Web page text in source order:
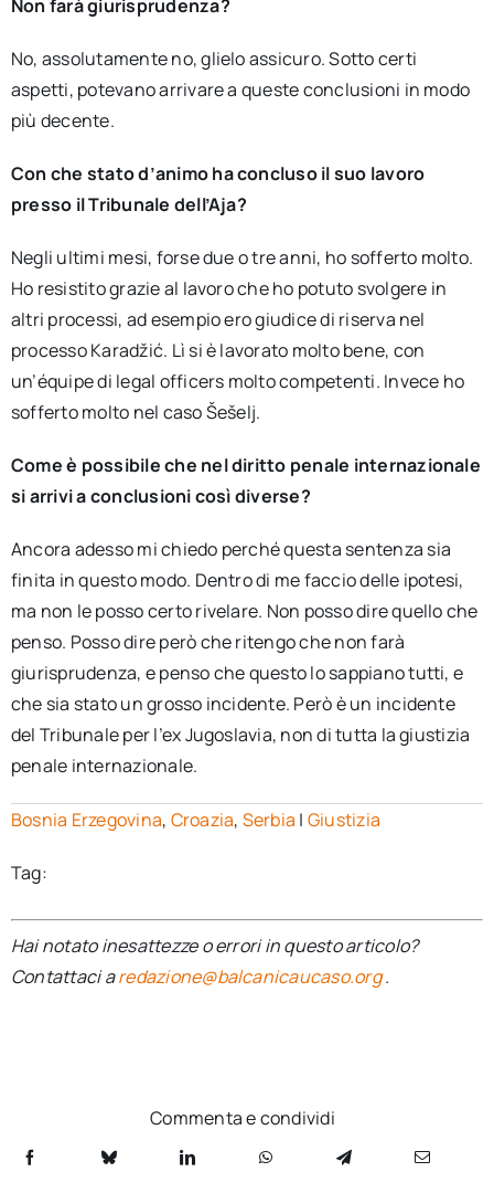
Non farà giurisprudenza?
No, assolutamente no, glielo assicuro. Sotto certi
aspetti, potevano arrivare a queste conclusioni in modo
più decente.
Con che stato d’animo ha concluso il suo lavoro
presso il Tribunale dell’Aja?
Negli ultimi mesi, forse due o tre anni, ho sofferto molto.
Ho resistito grazie al lavoro che ho potuto svolgere in
altri processi, ad esempio ero giudice di riserva nel
processo Karadžić. Lì si è lavorato molto bene, con
un’équipe di legal officers molto competenti. Invece ho
sofferto molto nel caso Šešelj.
Come è possibile che nel diritto penale internazionale
si arrivi a conclusioni così diverse?
Ancora adesso mi chiedo perché questa sentenza sia
finita in questo modo. Dentro di me faccio delle ipotesi,
ma non le posso certo rivelare. Non posso dire quello che
penso. Posso dire però che ritengo che non farà
giurisprudenza, e penso che questo lo sappiano tutti, e
che sia stato un grosso incidente. Però è un incidente
del Tribunale per l’ex Jugoslavia, non di tutta la giustizia
penale internazionale.
Bosnia Erzegovina, Croazia, Serbia | Giustizia
Tag:
Hai notato inesattezze o errori in questo articolo?
Contattaci aredazione@balcanicaucaso.org.
Commenta e condividi